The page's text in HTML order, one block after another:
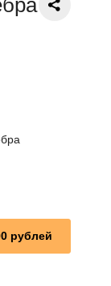
рублей